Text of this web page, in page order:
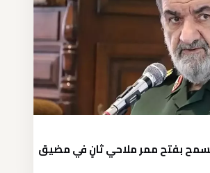
بفتح ممر ملاحي ثانٍ في مضيق